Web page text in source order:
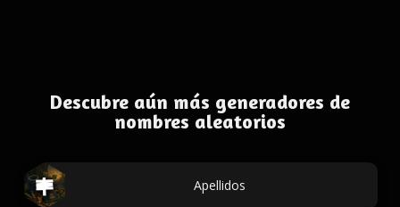
Descubre aún más generadores de
nombres aleatorios
Apellidos